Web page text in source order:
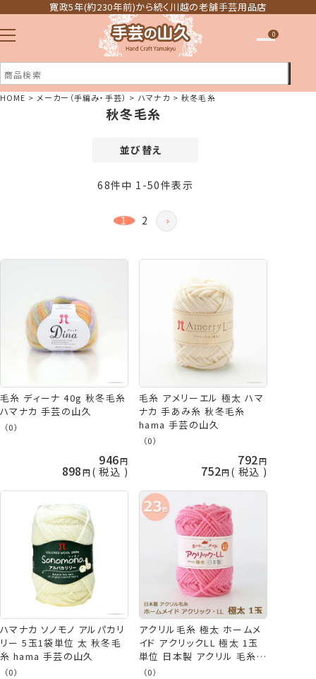
寛政5年(約230年前)から続く川越の老舗手芸用品店
注文履歴
0
HOME メーカー（手編み・手芸） ハマナカ 秋冬毛糸
秋冬毛糸
並び替え
価格が高い順
登録順
レビュー順
68件中 1 -50件表示
1 2
毛糸 ディーナ 40g 秋冬毛糸
ハマナカ 手芸の山久
（0）
946
898 税込
毛糸 アメリーエル 極太 ハマ
ナカ 手あみ糸 秋冬毛糸
hama 手芸の山久
（0）
792
752 税込
ハマナカ ソノモノ アルパカリ
リー 5玉1袋単位 太 秋冬毛
糸 hama 手芸の山久
（0）
アクリル毛糸 極太 ホームメ
イド アクリックLL 極太 1玉
単位 日本製 アクリル 毛糸
hama ハマナカ 手芸の山久
（0）